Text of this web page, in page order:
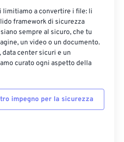
limitiamo a convertire i file: li
framework di sicurezza
sempre al sicuro, che tu
un video o un documento.
data center sicuri e un
curato ogni aspetto della
impegno per la sicurezza